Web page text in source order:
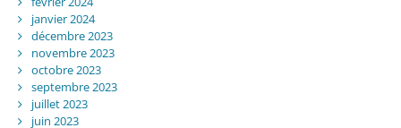
janvier 2024
décembre 2023
novembre 2023
octobre 2023
septembre 2023
juillet 2023
juin 2023